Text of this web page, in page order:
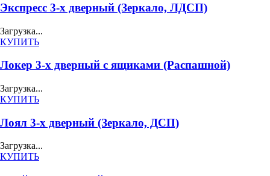
Экспресс 3-х дверный (Зеркало, ЛДСП)
Загрузка...
КУПИТЬ
Локер 3-х дверный с ящиками (Распашной)
Загрузка...
КУПИТЬ
Лоял 3-х дверный (Зеркало, ДСП)
Загрузка...
КУПИТЬ